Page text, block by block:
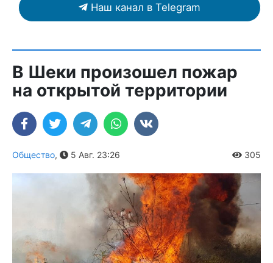
Наш канал в Telegram
В Шеки произошел пожар
на открытой территории
Общество, 5 Авг. 23:26 305